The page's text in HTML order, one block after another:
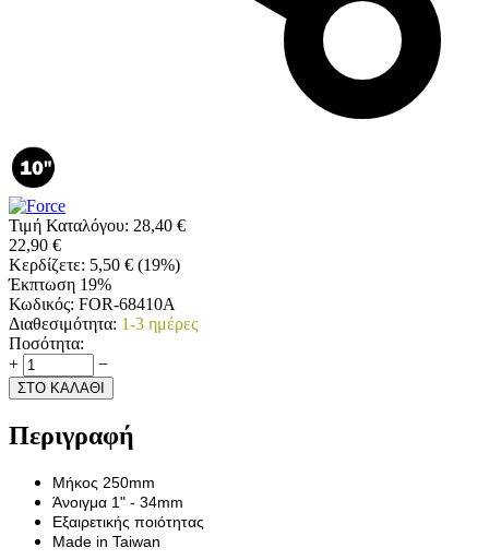
Τιμή Καταλόγου: 28,40 €
22,90 €
Κερδίζετε: 5,50 € (19%)
Έκπτωση 19%
Κωδικός: FOR-68410A
Διαθεσιμότητα: 1-3 ημέρες
Ποσότητα:
+
−
ΣΤΟ ΚΑΛΑΘΙ
Περιγραφή
Μήκος 250mm
Άνοιγμα 1" - 34mm
Εξαιρετικής ποιότητας
Made in Taiwan